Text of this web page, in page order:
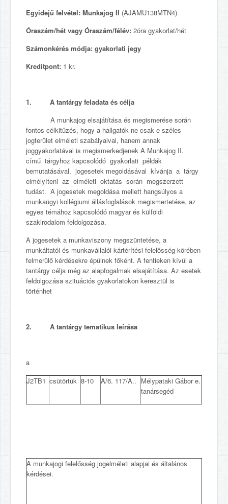
Egyidejű felvétel: Munkajog II (AJAMU138MTN4)
Óraszám/hét vagy Óraszám/félév: 2óra gyakorlat/hét
Számonkérés módja: gyakorlati jegy
Kreditpont: 1 kr.
1. A tantárgy feladata és célja
A munkajog elsajátítása és megismerése során
fontos célkitűzés, hogy a hallgatók ne csak e széles
jogterület elméleti szabályaival, hanem annak
joggyakorlatával is megismerkedjenek A Munkajog II.
című tárgyhoz kapcsolódó gyakorlati példák
bemutatásával, jogesetek megoldásával kívánja a tárgy
elmélyíteni az elméleti oktatás során megszerzett
tudást. A jogesetek megoldása mellett hangsúlyos a
munkaügyi kollégiumi állásfoglalások megismertetése, az
egyes témához kapcsolódó magyar és külföldi
szakirodalom feldolgozása.
A jogesetek a munkaviszony megszüntetése, a
munkáltatói és munkavállalói kártérítési felelősség körében
felmerülő kérdésekre épülnek főként. A fentieken kívül a
tantárgy célja még az alapfogalmak elsajátítása. Az esetek
feldolgozása szituációs gyakorlatokon keresztül is
történhet
2. A tantárgy tematikus leírása
a
J2TB1 csütörtük 8-10 A/6. 117/A.. Mélypataki Gábor e.
tanársegéd
A munkajogi felelősség jogelméleti alapjai és általános
kérdései.